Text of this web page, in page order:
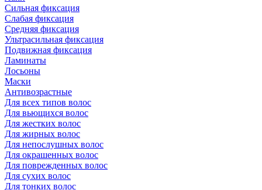
Сильная фиксация
Слабая фиксация
Средняя фиксация
Ультрасильная фиксация
Подвижная фиксация
Ламинаты
Лосьоны
Маски
Антивозрастные
Для всех типов волос
Для вьющихся волос
Для жестких волос
Для жирных волос
Для непослушных волос
Для окрашенных волос
Для поврежденных волос
Для сухих волос
Для тонких волос